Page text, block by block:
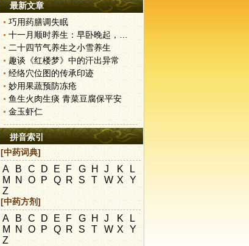
最新文章
巧用药膳调失眠
十一月顺时养生：早卧晚起，保护阳气
二十四节气养生之小雪养生
趣谈《红楼梦》中的汗出异常
经络穴位图的传承印迹
妙用果蔬预防冻疮
鱼生火肉生痰 青菜豆腐保平安
金玉虾仁
拼音索引
[中药词典]
A B C D E F G H J K
L
M N O P Q R S T W X
Y
Z
[中药方剂]
A B C D E F G H J K
L
M N O P Q R S T W X
Y
Z